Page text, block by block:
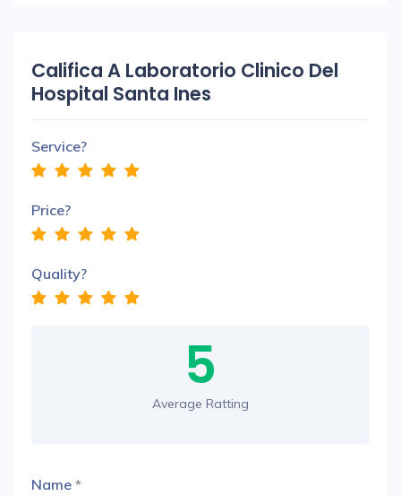
Califica A Laboratorio Clinico Del
Hospital Santa Ines
Service?
Price?
Quality?
5
Average Ratting
Name *